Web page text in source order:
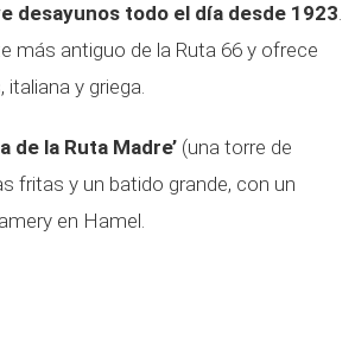
desayunos todo el día desde 1923.
más antiguo de la Ruta 66 y ofrece
y griega.
de la Ruta Madre’ (una torre de
fritas y un batido grande, con un
en Hamel.